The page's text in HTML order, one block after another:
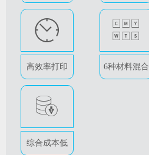
E
高效率打印
I
6种材料混合
H
综合成本低